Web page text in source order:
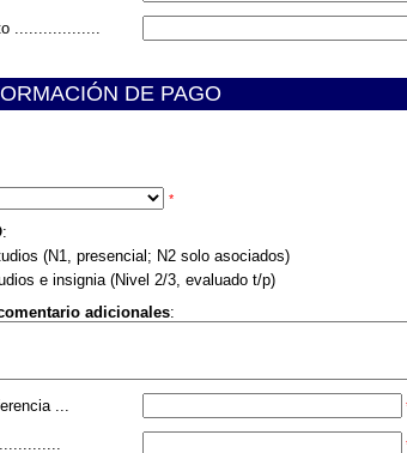
..................
DE PAGO
*
:
(N1, presencial; N2 solo asociados)
e insignia (Nivel 2/3, evaluado t/p)
adicionales:
...